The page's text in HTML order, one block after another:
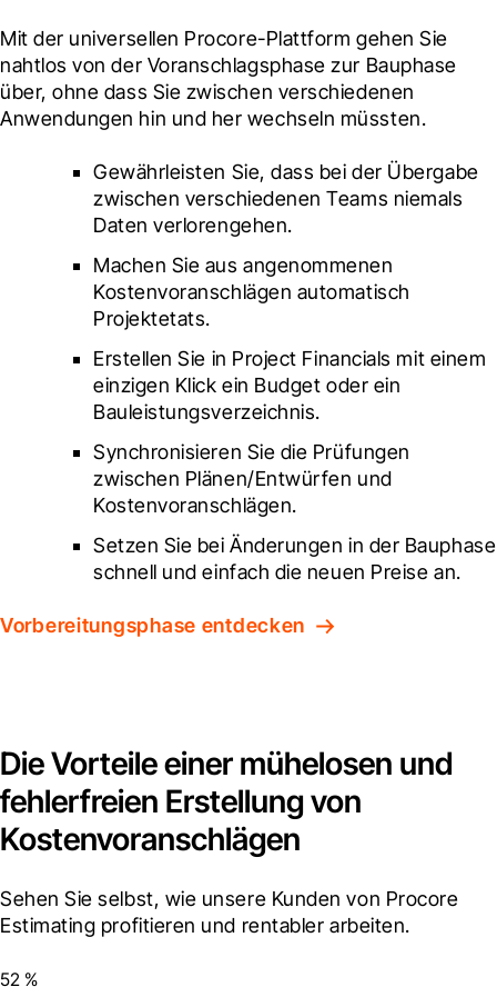
Mit der universellen Procore-Plattform gehen Sie
nahtlos von der Voranschlagsphase zur Bauphase
über, ohne dass Sie zwischen verschiedenen
Anwendungen hin und her wechseln müssten.
Gewährleisten Sie, dass bei der Übergabe
zwischen verschiedenen Teams niemals
Daten verlorengehen.
Machen Sie aus angenommenen
Kostenvoranschlägen automatisch
Projektetats.
Erstellen Sie in Project Financials mit einem
einzigen Klick ein Budget oder ein
Bauleistungsverzeichnis.
Synchronisieren Sie die Prüfungen
zwischen Plänen/Entwürfen und
Kostenvoranschlägen.
Setzen Sie bei Änderungen in der Bauphase
schnell und einfach die neuen Preise an.
Vorbereitungsphase entdecken
Die Vorteile einer mühelosen und
fehlerfreien Erstellung von
Kostenvoranschlägen
Sehen Sie selbst, wie unsere Kunden von Procore
Estimating profitieren und rentabler arbeiten.
52 %